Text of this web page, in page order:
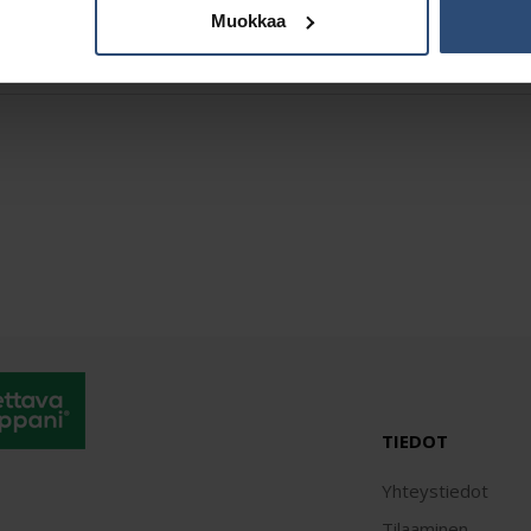
Muokkaa
Lisätiedot
TIEDOT
Yhteystiedot